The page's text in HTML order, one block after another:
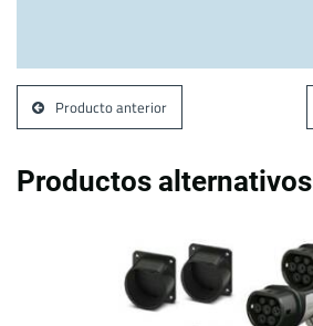
Producto anterior
Productos alternativos